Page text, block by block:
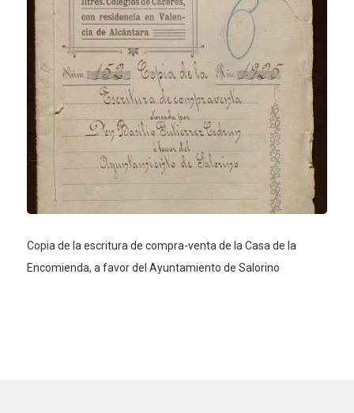
Copia de la escritura de compra-venta de la Casa de la
Encomienda, a favor del Ayuntamiento de Salorino